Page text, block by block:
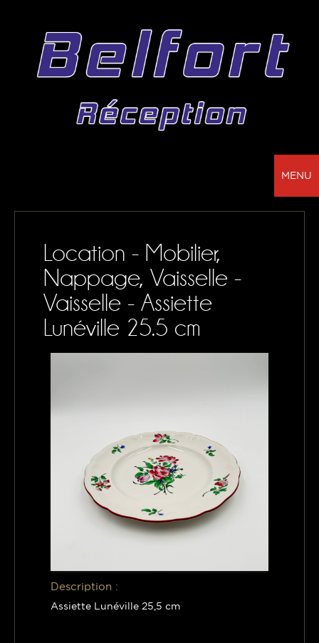
MENU
BELFORT RÉCEPTION - VOTRE PARTENAIRE
SONORISATION, VAISSELLE ET NAPPAGE
NOS RÉALISATIONS
CONTACTS
MON PANIER
Location - Mobilier,
Nappage, Vaisselle -
Vaisselle - Assiette
Lunéville 25.5 cm
Description :
Assiette Lunéville 25,5 cm